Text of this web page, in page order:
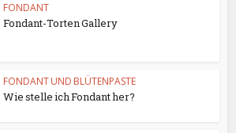
FONDANT
Fondant-Torten Gallery
FONDANT UND BLÜTENPASTE
Wie stelle ich Fondant her?